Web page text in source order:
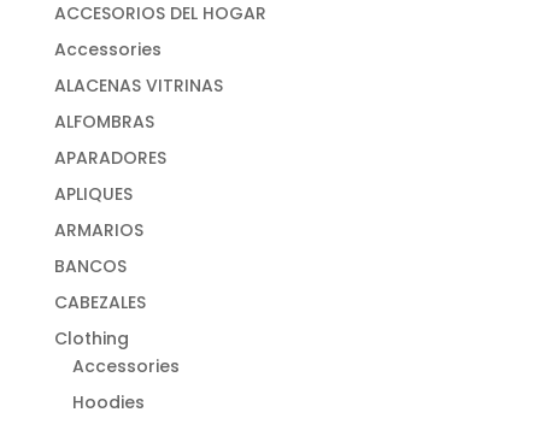
ACCESORIOS DEL HOGAR
Accessories
ALACENAS VITRINAS
ALFOMBRAS
APARADORES
APLIQUES
ARMARIOS
BANCOS
CABEZALES
Clothing
Accessories
Hoodies